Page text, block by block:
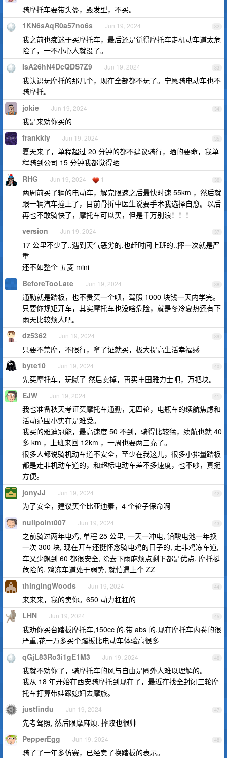
骑摩托车要带头盔，毁发型，不买。
32
1KN6sAqR0a57no6s Jun 19, 2024
我之前也痴迷于买摩托车，最后还是觉得摩托车走机动车道太危
险了，一不小心人就没了。
33
IsA26hN4DcQDS7Z9 Jun 19, 2024
我认识玩摩托的那几个，现在全部都不玩了。宁愿骑电动车也不
骑摩托。
34
jokie Jun 19, 2024
我是来劝你买的
35
frankkly Jun 19, 2024
夏天来了，单程超过 20 分钟的都不建议骑行，晒的要命，我单
程骑到公司 15 分钟我都觉得晒
36
RHG Jun 19, 2024 1
两周前买了辆的电动车，解完限速之后最快时速 55km ，然后就
跟一辆汽车撞上了，目前骨折中医生说要手术我选择自愈。以后
再也不敢骑快了，摩托车可以买，但是千万别浪！！！
37
version Jun 19, 2024
17 公里不少了..遇到天气恶劣的.也赶时间上班的..摔一次就是严
重
还不如整个 五菱 mini
38
BeforeTooLate Jun 19, 2024
通勤就是踏板，也不贵买一个呗，驾照 1000 块钱一天内学完。
只要你规矩开车，其实摩托车也没啥危险，就是冬冷夏热还有下
雨天比较烦人吧。
39
dz5362 Jun 19, 2024
只要不禁摩，不限行，拿了证就买，极大提高生活幸福感
40
byte10 Jun 19, 2024
先买摩托车，玩腻了 然后卖掉，再买丰田雅力士吧，万把块。
41
EJW Jun 19, 2024
我也准备秋天考证买摩托车通勤，无四轮，电瓶车的续航焦虑和
活动范围小实在是难受。
我买的雅迪冠能，最高速度 50 不到，骑得比较猛，续航也就 40
多 km ，上班来回 12km ，一周也要两三充了。
很多人都说骑机动车道不安全，至少在我这儿，很多小排量踏板
都是走非机动车道的，和超标电动车差不多速度，也不吵，真挺
方便。
42
jonyJJ Jun 19, 2024
为了安全，建议买个比亚迪秦，4 个轮子保命啊
43
nullpoint007 Jun 19, 2024
之前骑过两年电鸡, 单程 25 公里, 一天一冲电, 铅酸电池一年换
一次 300 块, 现在开车还挺怀念骑电鸡的日子的, 走非鸡冻车道,
车又少飙到 60 都很安全, 除去下雨麻烦点剩下都是优点, 摩托挺
危险的, 鸡冻车道处于弱势, 就怕遇上个 ZZ
44
thingingWoods Jun 19, 2024
来来来，我的卖你。650 动力杠杠的
45
LHN Jun 19, 2024
我劝你买台踏板摩托车,150cc 的,带 abs 的,现在摩托车内卷的很
严重,花一万多买个踏板比电动车体验高很多
46
qGjL83Ro3i1gE1M3 Jun 19, 2024
我就不劝你了，骑摩托车的风与自由是圈外人难以理解的。
我从 18 年开始在西安骑摩托到现在了，最近在找全封闭三轮摩
托车打算带娃跟媳妇去摩旅。
47
justfindu Jun 19, 2024
先考驾照, 然后限摩麻烦. 摔跤也很帅
48
PepperEgg Jun 19, 2024
骑了了一年多仿赛，已经卖了换踏板的表示。